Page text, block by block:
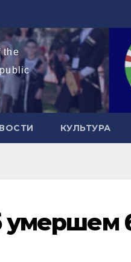
the
КУЛЬТУРА
умершем